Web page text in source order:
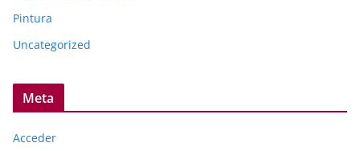
Pintura
Uncategorized
Meta
Acceder